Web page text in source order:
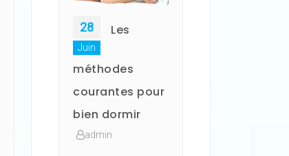
28
Juin
Les
méthodes
courantes pour
bien dormir
admin